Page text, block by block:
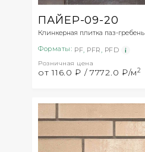
ПАЙЕР-09-20
Клинкерная плитка паз-гребень
Форматы: PF, PFR, PFD
Розничная цена
от 116.0 ₽ / 7772.0 ₽/м2